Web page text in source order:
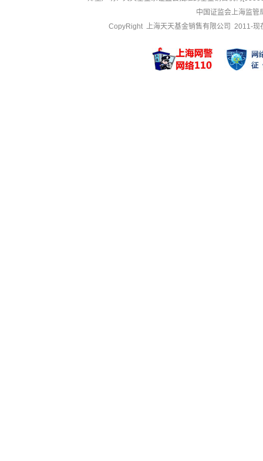
中国证监会上海监管
CopyRight 上海天天基金销售有限公司 2011-